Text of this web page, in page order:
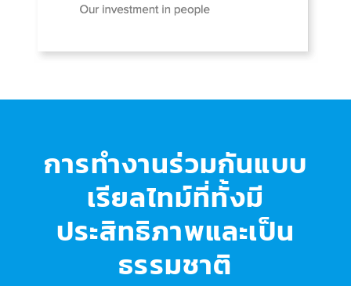
การทำงานร่วมกันแบบ
เรียลไทม์ที่ทั้งมี
ประสิทธิภาพและเป็น
ธรรมชาติ